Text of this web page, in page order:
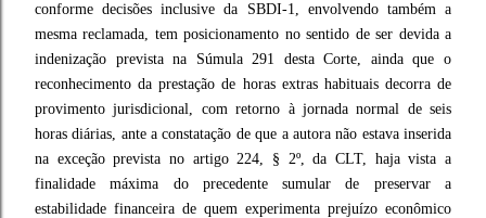
conforme decisões inclusive da SBDI-1, envolvendo também a
mesma reclamada, tem posicionamento no sentido de ser devida a
indenização prevista na Súmula 291 desta Corte, ainda que o
reconhecimento da prestação de horas extras habituais decorra de
provimento jurisdicional, com retorno à jornada normal de seis
horas diárias, ante a constatação de que a autora não estava inserida
na exceção prevista no artigo 224, § 2º, da CLT, haja vista a
finalidade máxima do precedente sumular de preservar a
estabilidade financeira de quem experimenta prejuízo econômico